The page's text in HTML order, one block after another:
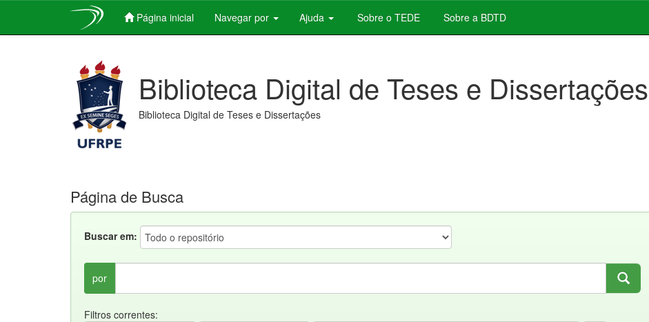
Página inicial Navegar por Ajuda Sobre o TEDE Sobre a BDTD
Biblioteca Digital de Teses e Dissertações
Biblioteca Digital de Teses e Dissertações
Página de Busca
Buscar em:
por
Filtros correntes: